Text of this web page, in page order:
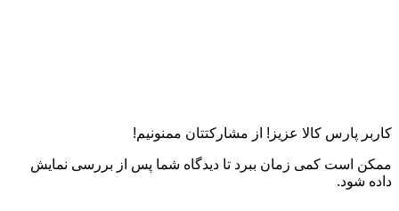
کاربر پارس کالا عزیز! از مشارکتتان ممنونیم!
ممکن است کمی زمان ببرد تا دیدگاه شما پس از بررسی نمایش
داده شود.